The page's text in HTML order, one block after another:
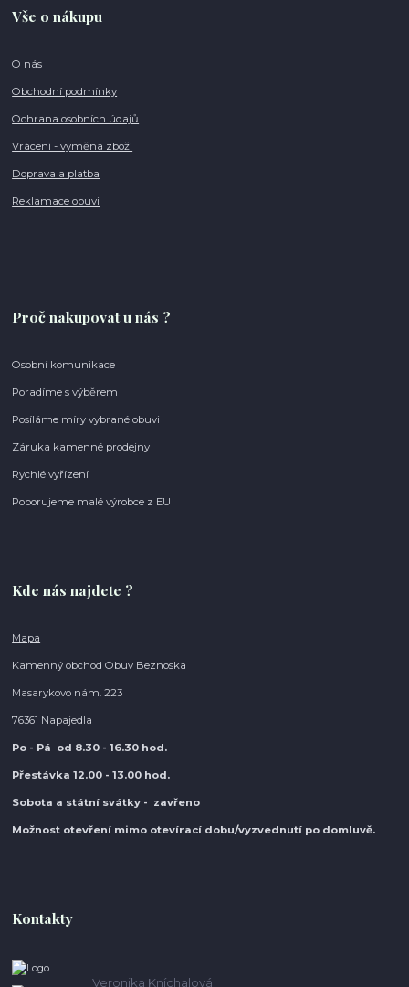
Vše o nákupu
O nás
Obchodní podmínky
Ochrana osobních údajů
Vrácení - výměna zboží
Doprava a platba
Reklamace obuvi
Proč nakupovat u nás ?
Osobní komunikace
Poradíme s výběrem
Posíláme míry vybrané obuvi
Záruka kamenné prodejny
Rychlé vyřízení
Poporujeme malé výrobce z EU
Kde nás najdete ?
Mapa
Kamenný obchod Obuv Beznoska
Masarykovo nám. 223
76361 Napajedla
Po - Pá od 8.30 - 16.30 hod.
Přestávka 12.00 - 13.00 hod.
Sobota a státní svátky - zavřeno
Možnost otevření mimo otevírací dobu/vyzvednutí po domluvě.
Kontakty
Veronika Kníchalová